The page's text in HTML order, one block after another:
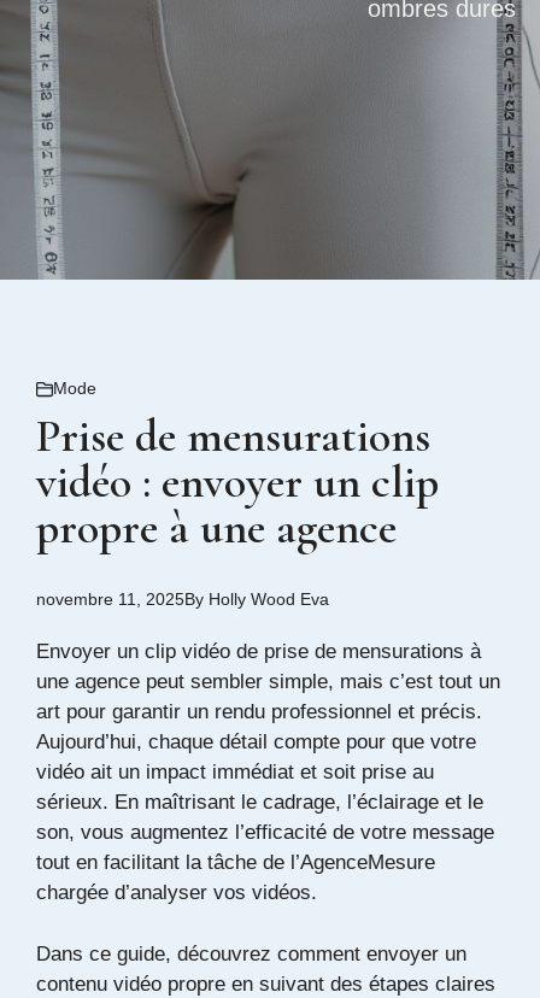
ombres dures
Mode
Prise de mensurations
vidéo : envoyer un clip
propre à une agence
novembre 11, 2025By Holly Wood Eva
Envoyer un clip vidéo de prise de mensurations à
une agence peut sembler simple, mais c’est tout un
art pour garantir un rendu professionnel et précis.
Aujourd’hui, chaque détail compte pour que votre
vidéo ait un impact immédiat et soit prise au
sérieux. En maîtrisant le cadrage, l’éclairage et le
son, vous augmentez l’efficacité de votre message
tout en facilitant la tâche de l’AgenceMesure
chargée d’analyser vos vidéos.
Dans ce guide, découvrez comment envoyer un
contenu vidéo propre en suivant des étapes claires